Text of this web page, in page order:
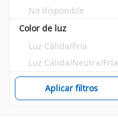
No disponible
Color de luz
Luz Cálida/Fría
Luz Cálida/Neutra/Fría
Aplicar filtros